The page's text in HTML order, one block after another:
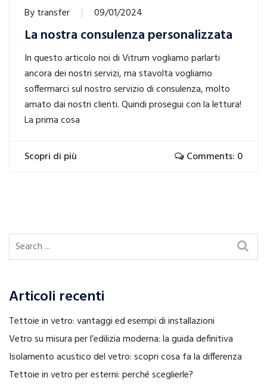
Bytransfer 09/01/2024
La nostra consulenza personalizzata
In questo articolo noi di Vitrum vogliamo parlarti
ancora dei nostri servizi, ma stavolta vogliamo
soffermarci sul nostro servizio di consulenza, molto
amato dai nostri clienti. Quindi prosegui con la lettura!
La prima cosa
Scopri di più Comments: 0
Articoli recenti
Tettoie in vetro: vantaggi ed esempi di installazioni
Vetro su misura per l’edilizia moderna: la guida definitiva
Isolamento acustico del vetro: scopri cosa fa la differenza
Tettoie in vetro per esterni: perché sceglierle?